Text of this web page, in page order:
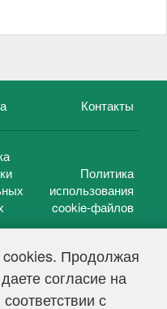
cookies. Продолжая
согласие на
с
Контакты
Политика
использования
cookie-файлов
г.
№ ФС 77-39848, выдано